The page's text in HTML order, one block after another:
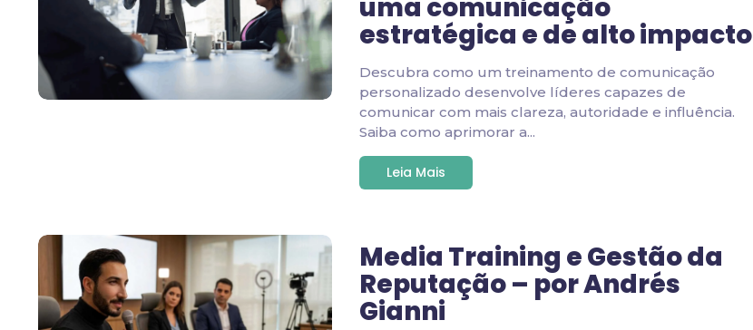
uma comunicação
estratégica e de alto impacto
Descubra como um treinamento de comunicação
personalizado desenvolve líderes capazes de
comunicar com mais clareza, autoridade e influência.
Saiba como aprimorar a...
Leia Mais
Media Training e Gestão da
Reputação – por Andrés
Gianni